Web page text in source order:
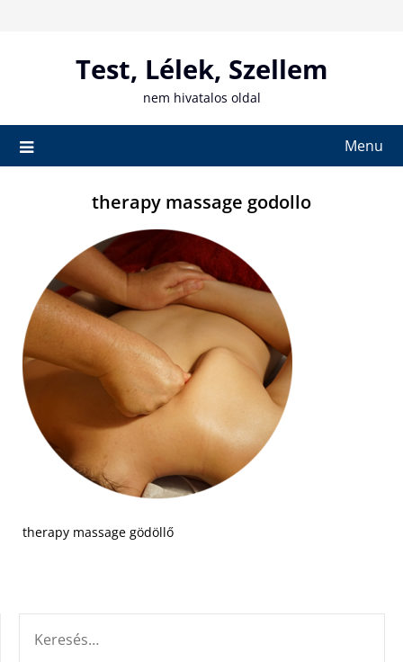
Test, Lélek, Szellem
nem hivatalos oldal
Menu
therapy massage godollo
therapy massage gödöllő